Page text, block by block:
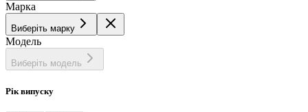
Марка
Виберіть марку
Модель
Виберіть модель
Рік випуску